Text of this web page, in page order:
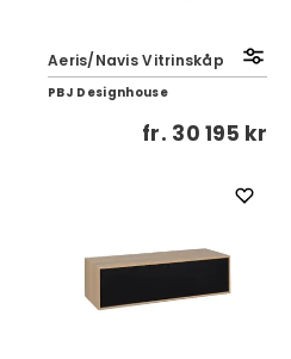
Aeris/Navis Vitrinskåp
PBJ Designhouse
fr. 30 195 kr